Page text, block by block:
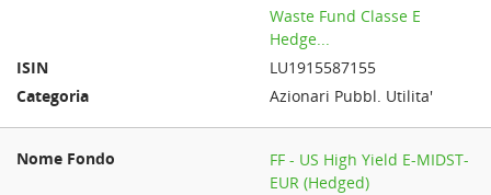
Waste Fund Classe E
Hedge...
LU1915587155
Azionari Pubbl. Utilita'
FF - US High Yield E-MIDST-
EUR (Hedged)